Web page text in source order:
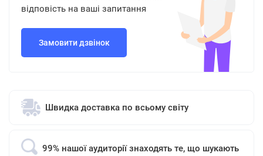
відповість на ваші запитання
Замовити дзвінок
Швидка доставка по всьому світу
99% нашої аудиторії знаходять те, що шукають